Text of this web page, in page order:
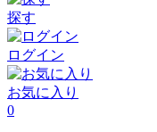
探す
ログイン
お気に入り
0